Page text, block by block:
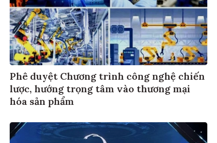
Phê duyệt Chương trình công nghệ chiến
lược, hướng trọng tâm vào thương mại
hóa sản phẩm